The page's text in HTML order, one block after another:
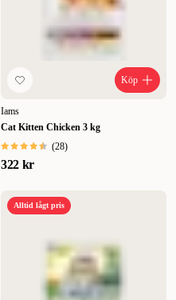
Köp
Iams
Cat Kitten Chicken 3 kg
(28)
322 kr
Alltid lågt pris